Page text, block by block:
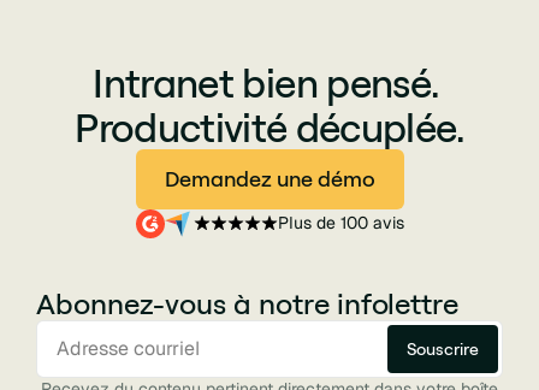
Intranet bien pensé.
Productivité décuplée.
Demandez une démo
Plus de 100 avis
Abonnez-vous à notre infolettre